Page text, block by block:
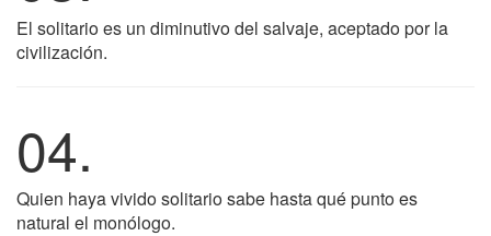
El solitario es un diminutivo del salvaje, aceptado por la
civilización.
04.
Quien haya vivido solitario sabe hasta qué punto es
natural el monólogo.